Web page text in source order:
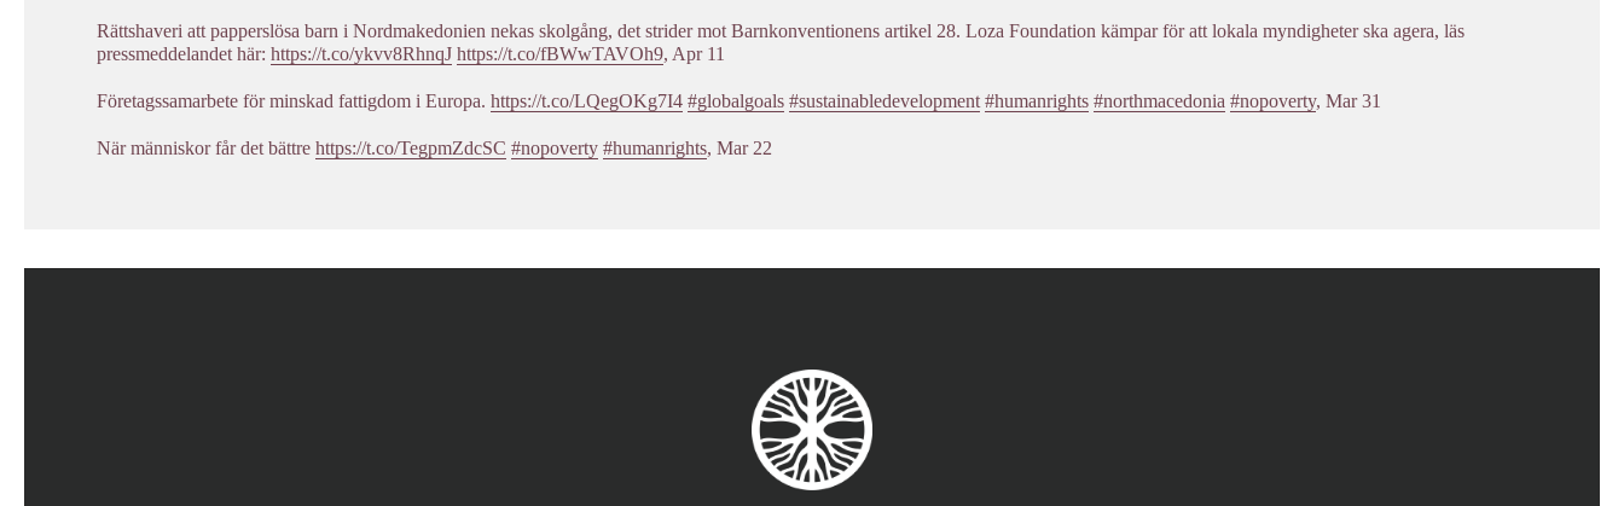
Rättshaveri att papperslösa barn i Nordmakedonien nekas skolgång, det strider mot Barnkonventionens artikel 28. Loza Foundation kämpar för att lokala myndigheter ska agera, läs
pressmeddelandet här: https://t.co/ykvv8RhnqJ https://t.co/fBWwTAVOh9, Apr 11
Företagssamarbete för minskad fattigdom i Europa. https://t.co/LQegOKg7I4 #globalgoals #sustainabledevelopment #humanrights #northmacedonia #nopoverty, Mar 31
När människor får det bättre https://t.co/TegpmZdcSC #nopoverty #humanrights, Mar 22